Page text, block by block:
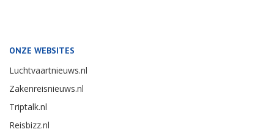
ONZE WEBSITES
Luchtvaartnieuws.nl
Zakenreisnieuws.nl
Triptalk.nl
Reisbizz.nl